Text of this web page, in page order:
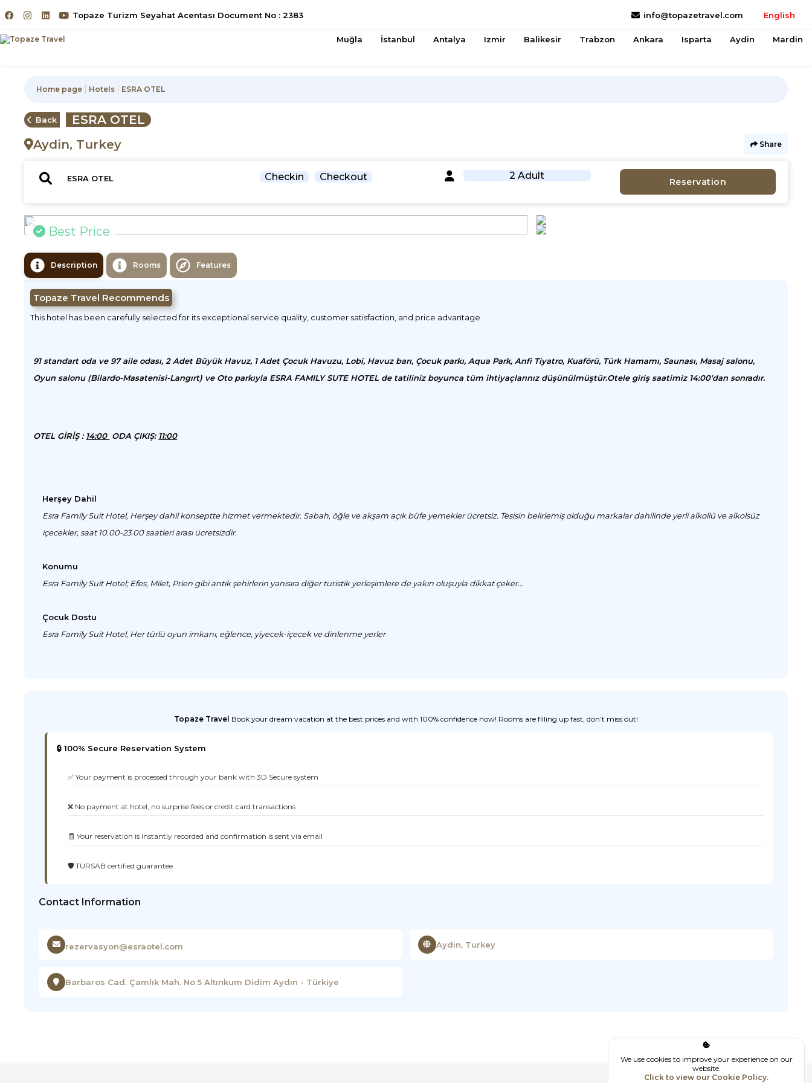
Topaze Turizm Seyahat Acentası Document No : 2383 info@topazetravel.com English
Muğla İstanbul Antalya Izmir Balikesir Trabzon Ankara Isparta Aydin Mardin
Home page Hotels ESRA OTEL
Back
ESRA OTEL
Aydin, Turkey
Share
Checkin Checkout 2 Adult
Reservation
Best Price
Description Rooms Features
Topaze Travel Recommends
This hotel has been carefully selected for its exceptional service quality, customer satisfaction, and price advantage.
91 standart oda ve 97 aile odası, 2 Adet Büyük Havuz, 1 Adet Çocuk Havuzu, Lobi, Havuz barı, Çocuk parkı, Aqua Park, Anfi Tiyatro, Kuaförü, Türk Hamamı, Saunası, Masaj salonu,
Oyun salonu (Bilardo-Masatenisi-Langırt) ve Oto parkıyla ESRA FAMILY SUTE HOTEL de tatiliniz boyunca tüm ihtiyaçlarınız düşünülmüştür.Otele giriş saatimiz 14:00'dan sonradır.
OTEL GİRİŞ : 14:00 ODA ÇIKIŞ: 11:00
Herşey Dahil
Esra Family Suit Hotel, Herşey dahil konseptte hizmet vermektedir. Sabah, öğle ve akşam açık büfe yemekler ücretsiz. Tesisin belirlemiş olduğu markalar dahilinde yerli alkollü ve alkolsüz
içecekler, saat 10.00-23.00 saatleri arası ücretsizdir.
Konumu
Esra Family Suit Hotel; Efes, Milet, Prien gibi antik şehirlerin yanısıra diğer turistik yerleşimlere de yakın oluşuyla dikkat çeker…
Çocuk Dostu
Esra Family Suit Hotel, Her türlü oyun imkanı, eğlence, yiyecek-içecek ve dinlenme yerler
Topaze Travel Book your dream vacation at the best prices and with 100% confidence now! Rooms are filling up fast, don’t miss out!
🔒 100% Secure Reservation System
✅ Your payment is processed through your bank with 3D Secure system
❌ No payment at hotel, no surprise fees or credit card transactions
🧾 Your reservation is instantly recorded and confirmation is sent via email
🛡️ TÜRSAB certified guarantee
Contact Information
rezervasyon@esraotel.com Aydin, Turkey
Barbaros Cad. Çamlık Mah. No 5 Altınkum Didim Aydın - Türkiye
We use cookies to improve your experience on our
website.
Click to view our Cookie Policy.